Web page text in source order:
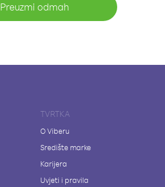
Preuzmi odmah
TVRTKA
O Viberu
Središte marke
Karijera
Uvjeti i pravila